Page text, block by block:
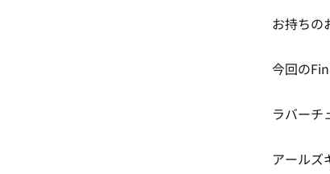
お持ちの
今回の
ラバーチ
アールズ